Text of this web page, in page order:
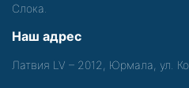
Слока.
Наш адрес
Латвия LV – 2012, Юрмала, ул.